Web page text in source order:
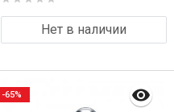
Нет в наличии
-65%